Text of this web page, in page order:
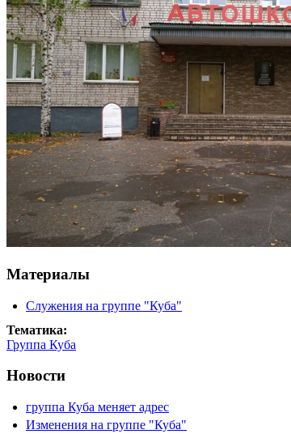
Материалы
Служения на группе "Куба"
Тематика:
Группа Куба
Новости
группа Куба меняет адрес
Изменения на группе "Куба"